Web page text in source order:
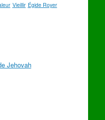
Vieillir Égide Royer
Jehovah